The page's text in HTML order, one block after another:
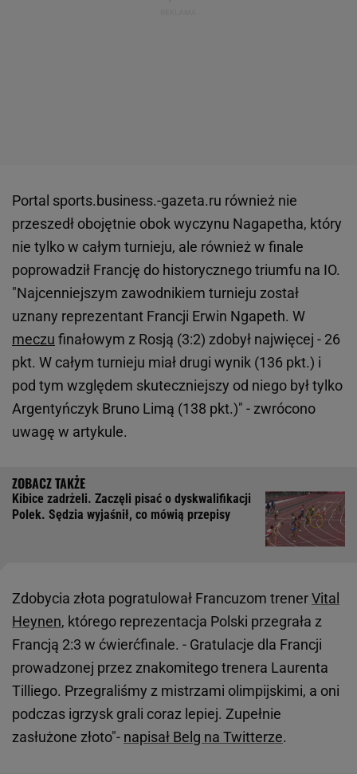
Portal sports.business.-gazeta.ru również nie
przeszedł obojętnie obok wyczynu Nagapetha, który
nie tylko w całym turnieju, ale również w finale
poprowadził Francję do historycznego triumfu na IO.
"Najcenniejszym zawodnikiem turnieju został
uznany reprezentant Francji Erwin Ngapeth. W
meczu finałowym z Rosją (3:2) zdobył najwięcej - 26
pkt. W całym turnieju miał drugi wynik (136 pkt.) i
pod tym względem skuteczniejszy od niego był tylko
Argentyńczyk Bruno Limą (138 pkt.)" - zwrócono
uwagę w artykule.
Kibice zadrżeli. Zaczęli pisać o dyskwalifikacji
Polek. Sędzia wyjaśnił, co mówią przepisy
Zdobycia złota pogratulował Francuzom trenerVital
Heynen, którego reprezentacja Polski przegrała z
Francją 2:3 w ćwierćfinale. - Gratulacje dla Francji
prowadzonej przez znakomitego trenera Laurenta
Tilliego. Przegraliśmy z mistrzami olimpijskimi, a oni
podczas igrzysk grali coraz lepiej. Zupełnie
zasłużone złoto"- napisał Belg na Twitterze.